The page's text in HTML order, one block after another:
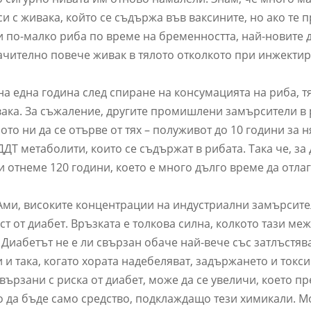
с живака, който се съдържа във ваксините, но ако те
малко риба по време на бременността, най-новите
повече живак в тялото отколкото при
една година след спиране на консумацията на риба,
За съжаление, другите промишлени замърсители в
ни да се отърве от тях – полуживот до 10 години за
метаболити, които се съдържат в рибата. Така че, за
120 години, което е много дълго време да
високите концентрации на индустриални
от диабет. Връзката е толкова силна, колкото тази
не е ли свързан обаче най-вече със
така, когато хората надебеляват, задържането и
с риска от диабет, може да се увеличи, което
да бъде само средство, подклаждащо тези химикали.